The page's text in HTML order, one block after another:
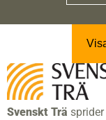
Svenskt Trä